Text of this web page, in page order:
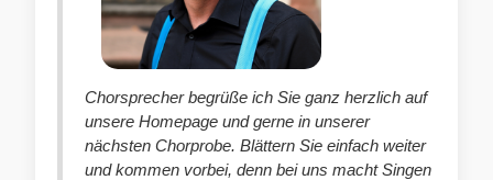
Chorsprecher begrüße ich Sie ganz herzlich auf
unsere Homepage und gerne in unserer
nächsten Chorprobe. Blättern Sie einfach weiter
und kommen vorbei, denn bei uns macht Singen